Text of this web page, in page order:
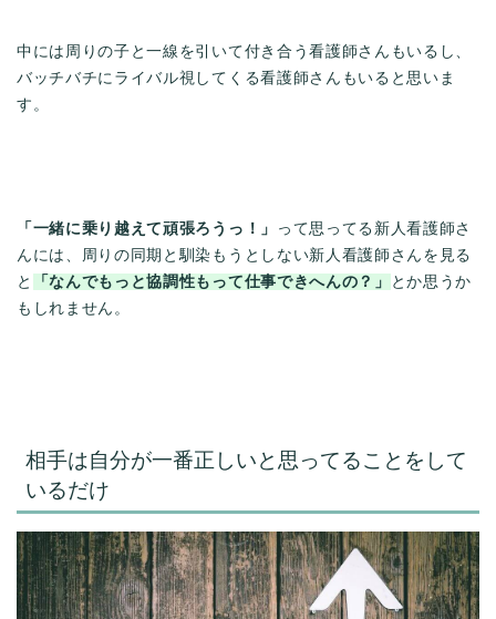
中には周りの子と一線を引いて付き合う看護師さんもいるし、
バッチバチにライバル視してくる看護師さんもいると思いま
す。
「一緒に乗り越えて頑張ろうっ！」
って思ってる新人看護師さ
んには、周りの同期と馴染もうとしない新人看護師さんを見る
と
「なんでもっと協調性もって仕事できへんの？」
とか思うか
もしれません。
相手は自分が一番正しいと思ってることをして
いるだけ